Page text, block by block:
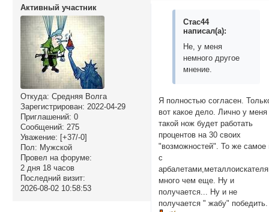
Активный участник
Откуда: Средняя Волга
Зарегистрирован: 2022-04-29
Приглашений: 0
Сообщений: 275
Уважение: [+37/-0]
Пол: Мужской
Провел на форуме:
2 дня 18 часов
Последний визит:
2026-08-02 10:58:53
Стас44
написал(а):
Не, у меня
немного другое
мнение.
Я полностью согласен.
вот какое дело. Лично у меня
такой нож будет работать
процентов на 30 своих
"возможностей". То же самое
с
много чем еще. Ну и
получается... Ну и не
получается " жабу" победить.